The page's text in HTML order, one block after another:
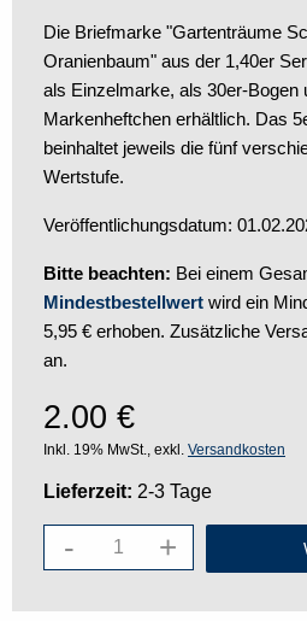
Die Briefmarke "Gartenträume
Oranienbaum" aus der 1,40er
als Einzelmarke, als 30er-Bogen
Markenheftchen erhältlich. Das
beinhaltet jeweils die fünf
Wertstufe.
Veröffentlichungsdatum:
Bitte beachten: Bei einem
Mindestbestellwert wird ein
5,95 € erhoben. Zusätzliche
an.
2.00 €
Inkl. 19% MwSt., exkl. Versandkosten
Lieferzeit: 2-3 Tage
- +